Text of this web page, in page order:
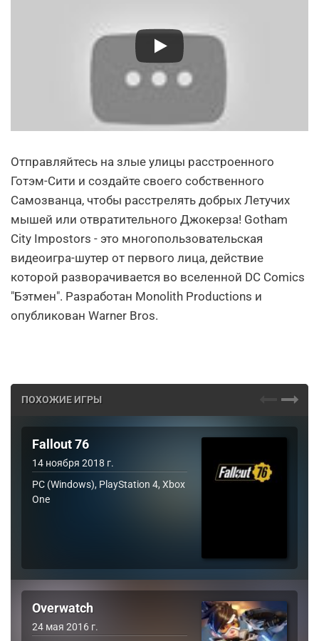
Отправляйтесь на злые улицы расстроенного
Готэм-Сити и создайте своего собственного
Самозванца, чтобы расстрелять добрых Летучих
мышей или отвратительного Джокерза! Gotham
City Impostors - это многопользовательская
видеоигра-шутер от первого лица, действие
которой разворачивается во вселенной DC Comics
"Бэтмен". Разработан Monolith Productions и
опубликован Warner Bros.
ПОХОЖИЕ ИГРЫ
Fallout 76
14 ноября 2018 г.
PC (Windows), PlayStation 4, Xbox
One
Overwatch
24 мая 2016 г.